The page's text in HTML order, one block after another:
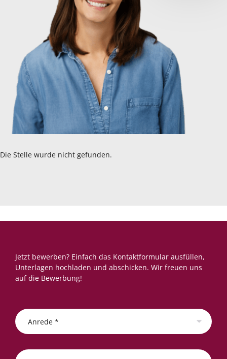
Jetzt bewerben? Einfach das Kontaktformular ausfüllen,
Unterlagen hochladen und abschicken. Wir freuen uns
auf die Bewerbung!
Anrede *
Die Stelle wurde nicht gefunden.